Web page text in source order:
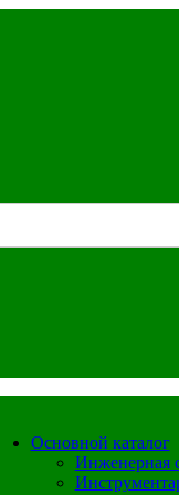
Основной каталог
Инженерная